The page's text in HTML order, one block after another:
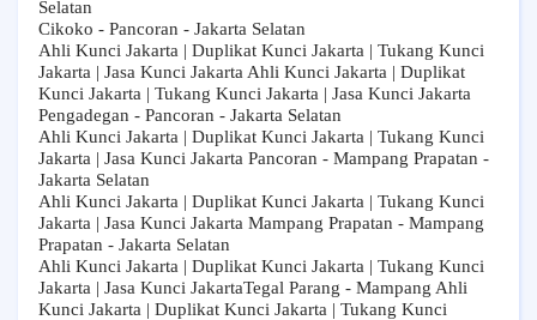
Selatan
Cikoko - Pancoran - Jakarta Selatan
Ahli Kunci Jakarta | Duplikat Kunci Jakarta | Tukang Kunci
Jakarta | Jasa Kunci Jakarta Ahli Kunci Jakarta | Duplikat
Kunci Jakarta | Tukang Kunci Jakarta | Jasa Kunci Jakarta
Pengadegan - Pancoran - Jakarta Selatan
Ahli Kunci Jakarta | Duplikat Kunci Jakarta | Tukang Kunci
Jakarta | Jasa Kunci Jakarta Pancoran - Mampang Prapatan -
Jakarta Selatan
Ahli Kunci Jakarta | Duplikat Kunci Jakarta | Tukang Kunci
Jakarta | Jasa Kunci Jakarta Mampang Prapatan - Mampang
Prapatan - Jakarta Selatan
Ahli Kunci Jakarta | Duplikat Kunci Jakarta | Tukang Kunci
Jakarta | Jasa Kunci JakartaTegal Parang - Mampang Ahli
Kunci Jakarta | Duplikat Kunci Jakarta | Tukang Kunci